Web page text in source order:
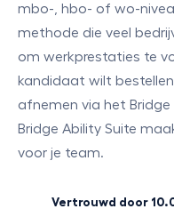
mbo-, hbo- of wo-
methode die veel
om werkprestaties te
kandidaat wilt
afnemen via het
Bridge Ability Suite
voor je team.
Vertrouwd door